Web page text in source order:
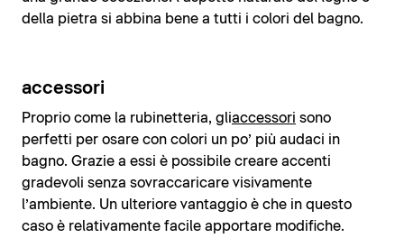
della pietra si abbina bene a tutti i colori del bagno.
accessori
Proprio come la rubinetteria, gliaccessori sono
perfetti per osare con colori un po’ più audaci in
bagno. Grazie a essi è possibile creare accenti
gradevoli senza sovraccaricare visivamente
l’ambiente. Un ulteriore vantaggio è che in questo
caso è relativamente facile apportare modifiche.